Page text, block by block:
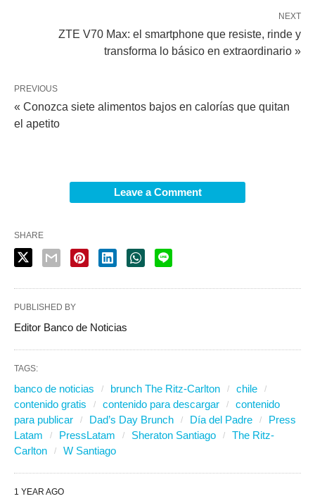
NEXT
ZTE V70 Max: el smartphone que resiste, rinde y
transforma lo básico en extraordinario »
PREVIOUS
« Conozca siete alimentos bajos en calorías que quitan
el apetito
Leave a Comment
SHARE
PUBLISHED BY
Editor Banco de Noticias
TAGS:
banco de noticias brunch The Ritz-Carlton
chile
contenido gratis
contenido para descargar
contenido
para publicar
Dad’s Day Brunch Día del Padre
Press
Latam
PressLatam Sheraton Santiago
The Ritz-
Carlton
W Santiago
1 YEAR AGO